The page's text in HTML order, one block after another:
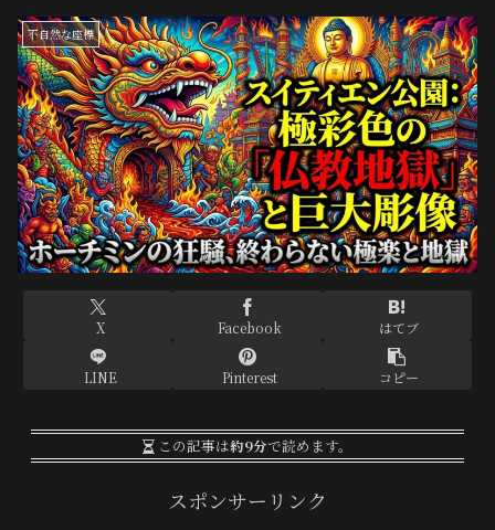
不自然な座標
X Facebook はてブ
LINE Pinterest コピー
この記事は約9分で読めます。
スポンサーリンク